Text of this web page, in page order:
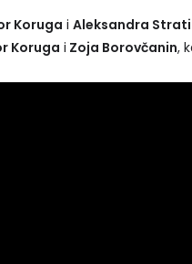
Koruga i Aleksandra
Koruga i Zoja Borovčanin,